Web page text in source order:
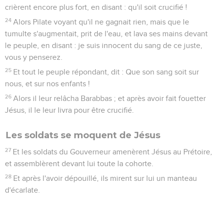
crièrent encore plus fort, en disant : qu'il soit crucifié !
24 Alors Pilate voyant qu'il ne gagnait rien, mais que le
tumulte s'augmentait, prit de l'eau, et lava ses mains devant
le peuple, en disant : je suis innocent du sang de ce juste,
vous y penserez.
25 Et tout le peuple répondant, dit : Que son sang soit sur
nous, et sur nos enfants !
26 Alors il leur relâcha Barabbas ; et après avoir fait fouetter
Jésus, il le leur livra pour être crucifié.
Les soldats se moquent de Jésus
27 Et les soldats du Gouverneur amenèrent Jésus au Prétoire,
et assemblèrent devant lui toute la cohorte.
28 Et après l'avoir dépouillé, ils mirent sur lui un manteau
d'écarlate.